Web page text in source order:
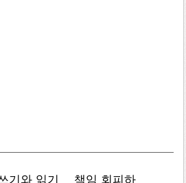
기와 읽기
책임 회피하